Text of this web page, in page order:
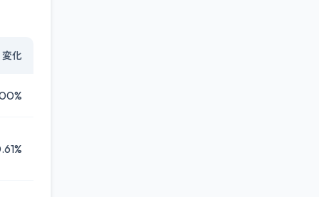
変化